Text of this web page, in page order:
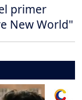
primer
New World"